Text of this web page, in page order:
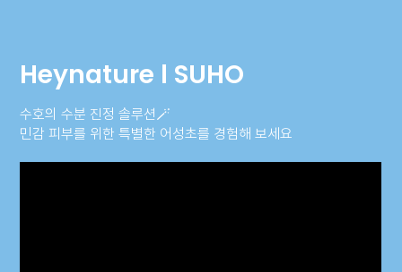
Heynature l SUHO
수호의 수분 진정 솔루션🪄
민감 피부를 위한 특별한 어성초를 경험해 보세요